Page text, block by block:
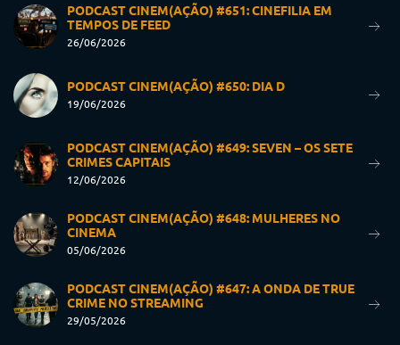
PODCAST CINEM(AÇÃO) #651: CINEFILIA EM
TEMPOS DE FEED
26/06/2026
PODCAST CINEM(AÇÃO) #650: DIA D
19/06/2026
PODCAST CINEM(AÇÃO) #649: SEVEN – OS SETE
CRIMES CAPITAIS
12/06/2026
PODCAST CINEM(AÇÃO) #648: MULHERES NO
CINEMA
05/06/2026
PODCAST CINEM(AÇÃO) #647: A ONDA DE TRUE
CRIME NO STREAMING
29/05/2026